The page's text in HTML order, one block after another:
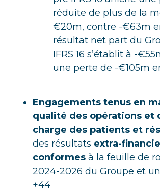
réduite de plus de la
€20m, contre -€63m
résultat net part du
IFRS 16 s’établit à -
une perte de -€105m
Engagements tenus en
qualité des opérations et
charge des patients et
des résultats extra-
conformes à la feuille de
2024-2026 du Groupe et
+44